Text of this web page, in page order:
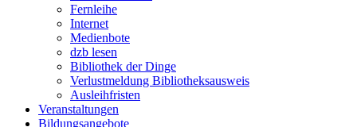
Fernleihe
Internet
Medienbote
dzb lesen
Bibliothek der Dinge
Verlustmeldung Bibliotheksausweis
Ausleihfristen
Veranstaltungen
Bildungsangebote